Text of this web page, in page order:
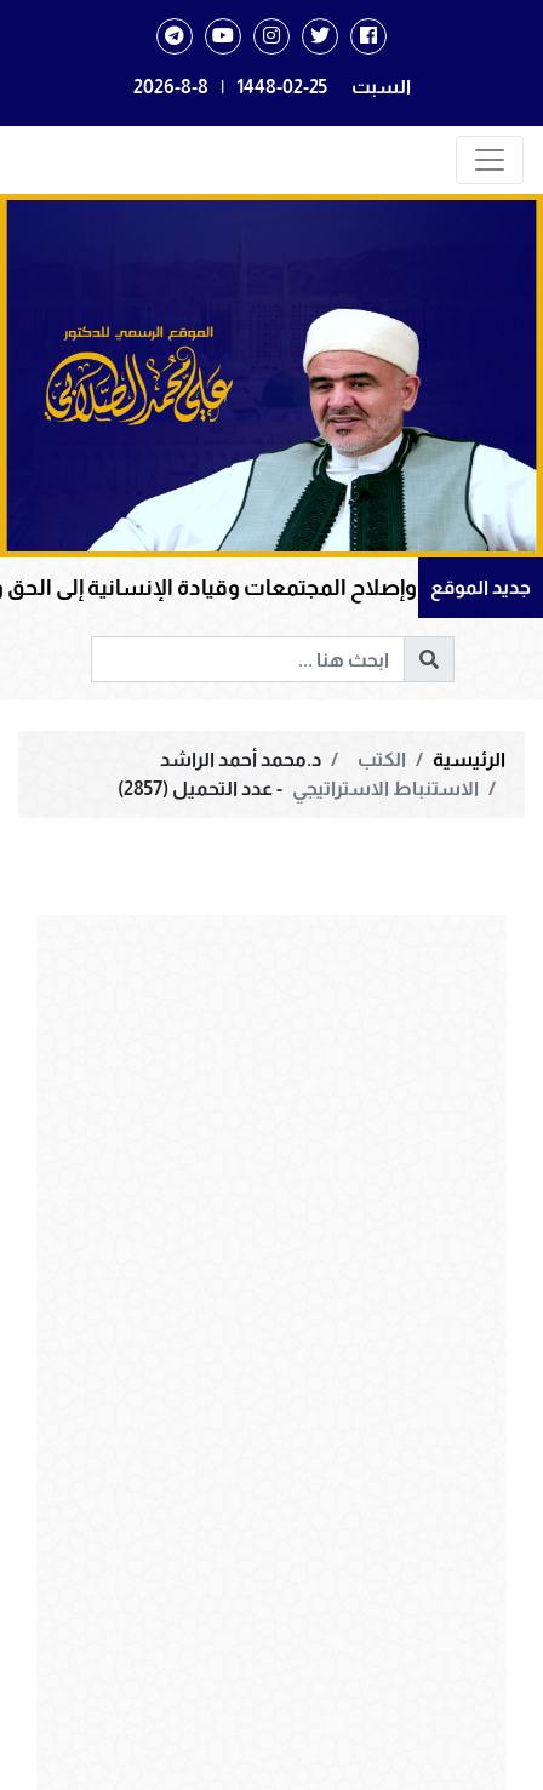
السبت 1448-02-25
|
2026-8-8
جديد الموقع
وإصلاح المجتمعات وقيادة الإنسانية إلى الحق والخير
الرئيسية الكتب
د.محمد أحمد الراشد
الاستنباط الاستراتيجي - عدد التحميل (2857)